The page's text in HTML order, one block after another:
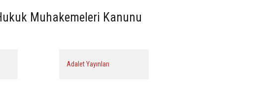
Muhakemeleri Kanunu
Adalet Yayınları